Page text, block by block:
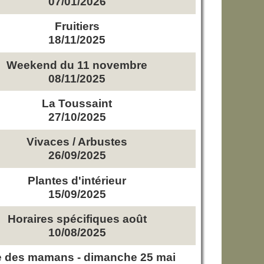
Fruitiers
18/11/2025
Weekend du 11 novembre
08/11/2025
La Toussaint
27/10/2025
Vivaces / Arbustes
26/09/2025
Plantes d'intérieur
15/09/2025
Horaires spécifiques août
10/08/2025
des mamans - dimanche 25 mai